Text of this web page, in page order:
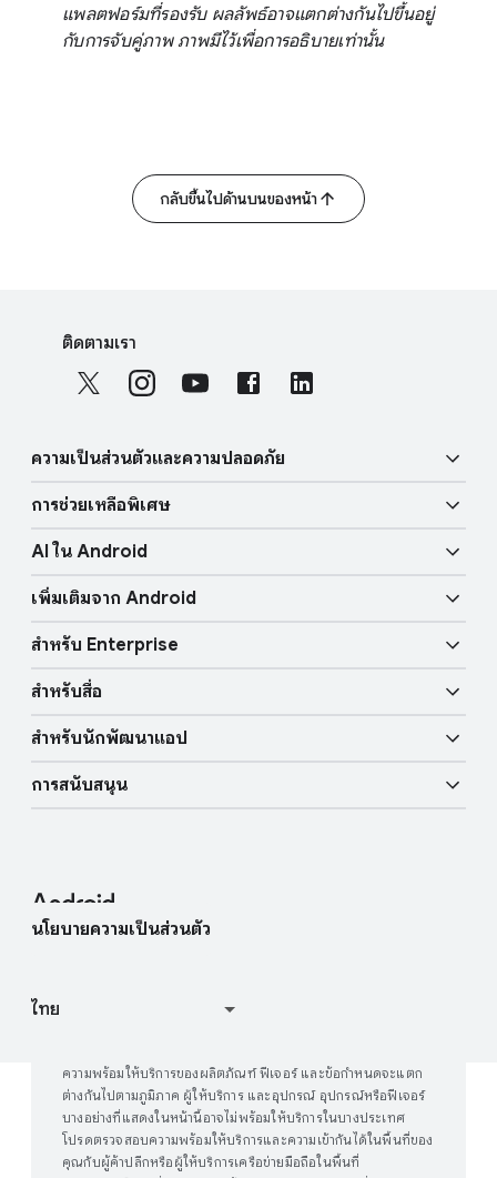
แพลตฟอร์มที่รองรับ ผลลัพธ์อาจแตกต่างกันไปขึ้นอยู่
กับการจับคู่ภาพ ภาพมีไว้เพื่อการอธิบายเท่านั้น
กลับขึ้นไปด้านบนของหน้า
S
o
l
o
d
l
ติดตามเรา
ความเป็นส่วนตัวและความปลอดภัย
ความเป็นส่วนตัว
ความปลอดภัยต่อชีวิตของผู้ใช้
การช่วยเหลือพิเศษ
ฟีเจอร์ด้านเสียง
ฟีเจอร์ด้านการเคลื่อนไหว
AI ใน Android
วงเพื่อค้นหา
ใช้ AI มากขึ้น
เพิ่มเติมจาก Android
กุญแจรถยนต์แบบดิจิทัล
บริการของ Google Mobile (GMS)
สำหรับ Enterprise
อุปกรณ์ Enterprise
สำหรับสื่อ
สำหรับนักพัฒนาแอป
โครงการโอเพนซอร์ส Android
การสนับสนุน
หาอุปกรณ์ของฉัน
นโยบายความเป็นส่วนตัว
ความพร้อมให้บริการของผลิตภัณฑ์ ฟีเจอร์ และข้อกำหนดจะแตก
ต่างกันไปตามภูมิภาค ผู้ให้บริการ และอุปกรณ์ อุปกรณ์หรือฟีเจอร์
บางอย่างที่แสดงในหน้านี้อาจไม่พร้อมให้บริการในบางประเทศ
โปรดตรวจสอบความพร้อมให้บริการและความเข้ากันได้ในพื้นที่ของ
คุณกับผู้ค้าปลีกหรือผู้ให้บริการเครือข่ายมือถือในพื้นที่